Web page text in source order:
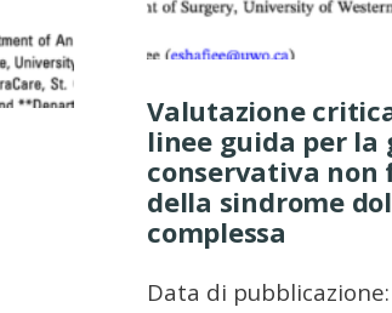
Valutazione
linee guida per la
conservativa non
della sindrome
complessa
Data di